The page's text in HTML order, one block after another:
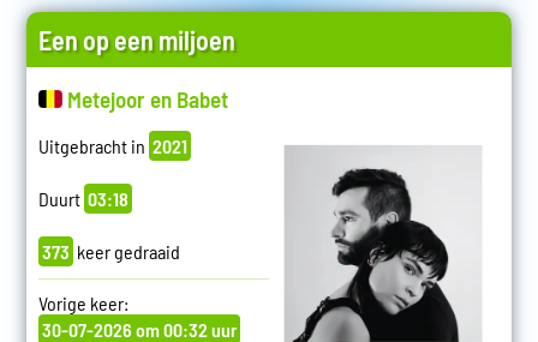
Een op een miljoen
Metejoor en Babet
Uitgebracht in 2021
Duurt 03:18
373 keer gedraaid
Vorige keer:
30-07-2026 om 00:32 uur